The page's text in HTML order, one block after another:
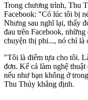
Trong chương trình, Thu
Facebook: "Có lúc tôi bị
Nhưng sau nghĩ lại, thấy
đau trên Facebook,
chuyện thị phi..., nó chỉ là
"Tôi là điểm tựa cho tôi.
đơn. Kể cả làm nghệ
nếu như bạn không ở
Thu Thủy khẳng định.